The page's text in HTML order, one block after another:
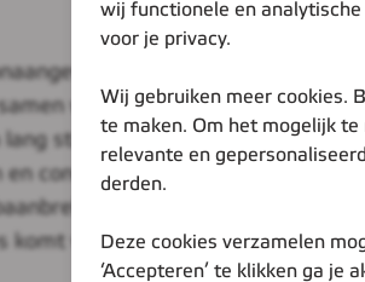
Recharge Earth
werken aan de
staat u midden in inspirerende
concrete oplossingen voor een
start-ups tot
komt voorbij. Wij ontmoeten u daar
wij functionele en
voor je privacy.
Wij gebruiken meer cookies.
te maken. Om het mogelijk
relevante en
derden.
Deze cookies verzamelen
‘Accepteren’ te klikken ga je